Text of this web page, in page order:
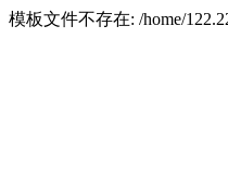
模板文件不存在: /home/